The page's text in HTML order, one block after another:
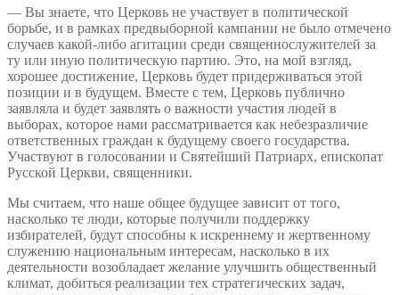
— Вы знаете, что Церковь не участвует в политической
борьбе, и в рамках предвыборной кампании не было отмечено
случаев какой-либо агитации среди священнослужителей за
ту или иную политическую партию. Это, на мой взгляд,
хорошее достижение, Церковь будет придерживаться этой
позиции и в будущем. Вместе с тем, Церковь публично
заявляла и будет заявлять о важности участия людей в
выборах, которое нами рассматривается как небезразличие
ответственных граждан к будущему своего государства.
Участвуют в голосовании и Святейший Патриарх, епископат
Русской Церкви, священники.
Мы считаем, что наше общее будущее зависит от того,
насколько те люди, которые получили поддержку
избирателей, будут способны к искреннему и жертвенному
служению национальным интересам, насколько в их
деятельности возобладает желание улучшить общественный
климат, добиться реализации тех стратегических задач,